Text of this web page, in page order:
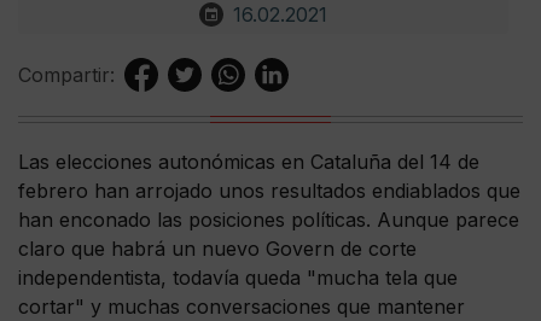
16.02.2021
Compartir:
Las elecciones autonómicas en Cataluña del 14 de
febrero han arrojado unos resultados endiablados que
han enconado las posiciones políticas. Aunque parece
claro que habrá un nuevo Govern de corte
independentista, todavía queda "mucha tela que
cortar" y muchas conversaciones que mantener